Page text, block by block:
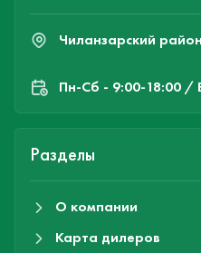
Чиланзарский
Пн-Cб - 9:00-18:00 /
Разделы
О компании
Карта дилеров